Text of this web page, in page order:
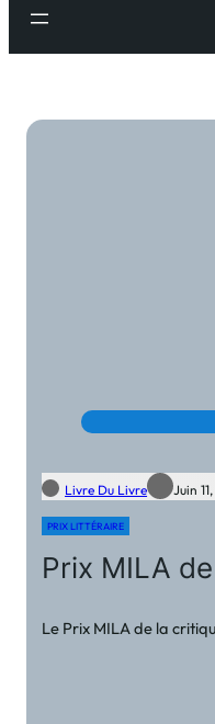
Livre Du Livre Juin
PRIX LITTÉRAIRE
Prix MILA
Le Prix MILA de la